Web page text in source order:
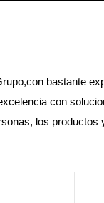
bastante
con
los